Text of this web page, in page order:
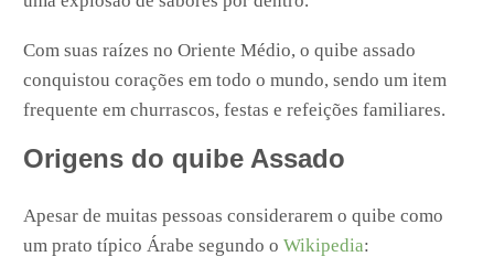
Com suas raízes no Oriente Médio, o quibe assado
conquistou corações em todo o mundo, sendo um item
frequente em churrascos, festas e refeições familiares.
Origens do quibe Assado
Apesar de muitas pessoas considerarem o quibe como
um prato típico Árabe segundo oWikipedia: